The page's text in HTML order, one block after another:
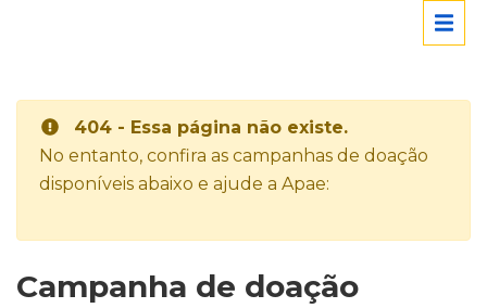
404 - Essa página não existe.
No entanto, confira as campanhas de doação
disponíveis abaixo e ajude a Apae:
Campanha de doação